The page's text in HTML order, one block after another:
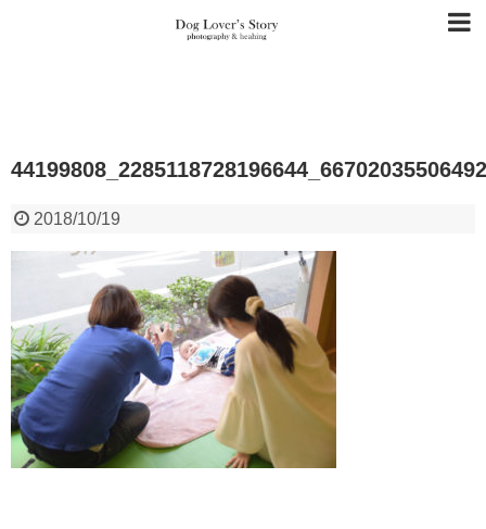
2018/10/19